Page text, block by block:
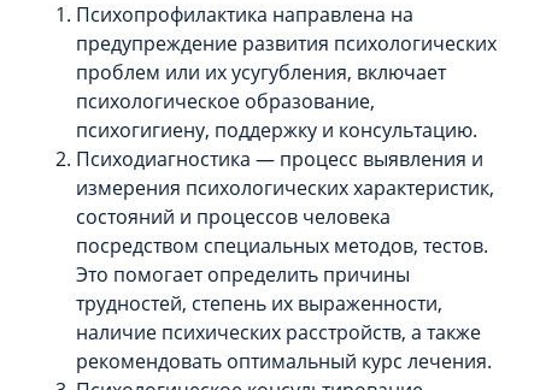
Психопрофилактика направлена на
предупреждение развития психологических
проблем или их усугубления, включает
психологическое образование,
психогигиену, поддержку и консультацию.
Психодиагностика — процесс выявления и
измерения психологических характеристик,
состояний и процессов человека
посредством специальных методов, тестов.
Это помогает определить причины
трудностей, степень их выраженности,
наличие психических расстройств, а также
рекомендовать оптимальный курс лечения.